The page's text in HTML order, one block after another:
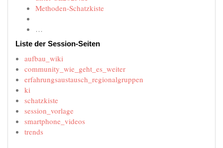
Methoden-Schatzkiste
…
Liste der Session-Seiten
aufbau_wiki
community_wie_geht_es_weiter
erfahrungsaustausch_regionalgruppen
ki
schatzkiste
session_vorlage
smartphone_videos
trends